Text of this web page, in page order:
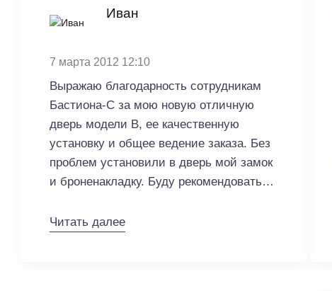
работать, опять без проблем приехал
мастер, почистил её и смазал, сказал
поблагодарить Вашу компанию за
высокий уровень сервисного
обслуживания. Бастион-С. Добрый
день! Спасибо за отзыв. Наша компания
уделяет особое внимание гарантийному
и послегарантийному обслуживанию
своей продукции.
Иван
7 марта 2012 12:10
Выражаю благодарность сотрудникам
Бастиона-С за мою новую отличную
дверь модели В, ее качественную
установку и общее ведение заказа. Без
проблем установили в дверь мой замок
и броненакладку. Буду рекомендовать
Добрый день! Спасибо за отзыв.
Читать далее